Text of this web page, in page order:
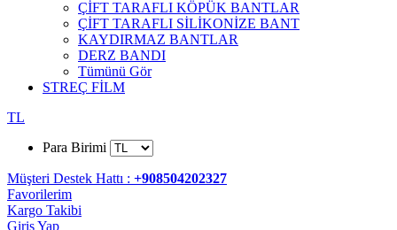
ÇİFT TARAFLI KÖPÜK BANTLAR
ÇİFT TARAFLI SİLİKONİZE BANT
KAYDIRMAZ BANTLAR
DERZ BANDI
Tümünü Gör
STREÇ FİLM
TL
Para Birimi
Müşteri Destek Hattı : +908504202327
Favorilerim
Kargo Takibi
Giriş Yap